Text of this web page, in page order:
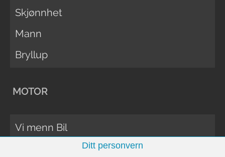
Skjønnhet
Mann
Bryllup
MOTOR
Vi menn Bil
Ditt personvern